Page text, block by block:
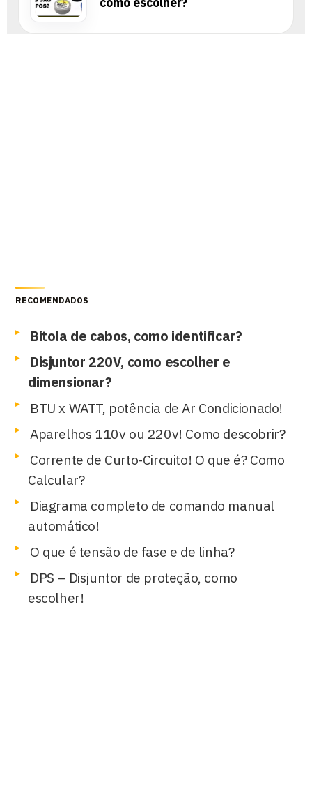
RECOMENDADOS
Bitola de cabos, como identificar?
Disjuntor 220V, como escolher e
dimensionar?
BTU x WATT, potência de Ar Condicionado!
Aparelhos 110v ou 220v! Como descobrir?
Corrente de Curto-Circuito! O que é? Como
Calcular?
Diagrama completo de comando manual
automático!
O que é tensão de fase e de linha?
DPS – Disjuntor de proteção, como
escolher!